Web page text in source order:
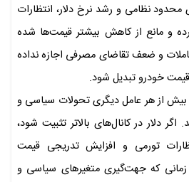
نظامی و رشد نرخ دلار، انتظارات
و مانع از کاهش بیشتر قیمت‌ها شده
و ضعف تقاضای مصرفی اجازه نداده
قیمت خودرو تبدیل شود.
بیش از هر عامل دیگری تحولات سیاسی و
اگر دلار در کانال‌های بالاتر تثبیت شود،
تورمی و افزایش تدریجی قیمت
زمانی که جهت‌گیری متغیرهای سیاسی و